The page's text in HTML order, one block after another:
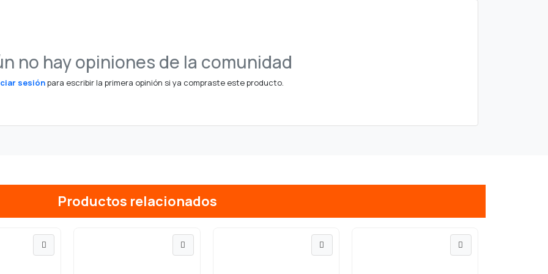
no hay opiniones de la comunidad
sesiónpara escribir la primera opinión si ya compraste este producto.
Productos relacionados